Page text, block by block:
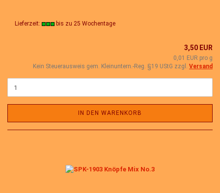
Lieferzeit: bis zu 25 Wochentage
3,50 EUR
0,01 EUR pro g
Kein Steuerausweis gem. Kleinuntern.-Reg. §19 UStG zzgl. Versand
IN DEN WARENKORB